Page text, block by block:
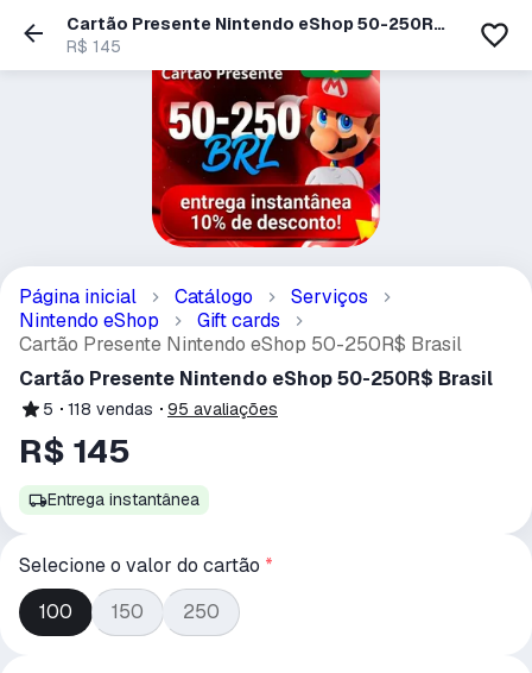
Cartão Presente Nintendo eShop 50-250R$
Brasil
R$ 145
Página inicial Catálogo
Serviços
Nintendo eShop
Gift cards
Cartão Presente Nintendo eShop 50-250R$ Brasil
Cartão Presente Nintendo eShop 50-250R$ Brasil
5 118 vendas 95 avaliações
R$ 145
Entrega instantânea
Entrega instantânea
Os dados deste produto já estão pré-registrados pelo vendedor
para serem entregues automaticamente após o pagamento.
Selecione o valor do cartão *
100
150 250